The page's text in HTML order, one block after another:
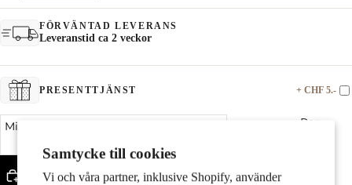
Samtycke till cookies
Vi och våra partner, inklusive Shopify, använder
Par
FÖRVÄNTAD LEVERANS
Leveranstid ca 2 veckor
PRESENTTJÄNST + CHF 5.-
Minska kvantitet
Lägg till i varukorgen